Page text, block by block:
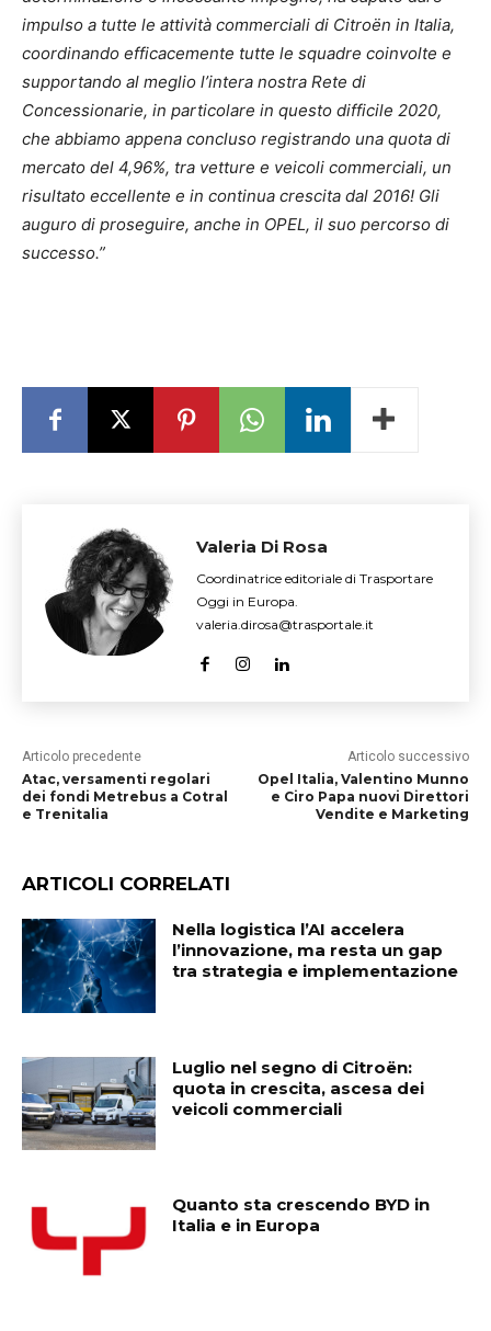
impulso a tutte le attività commerciali di Citroën in Italia,
coordinando efficacemente tutte le squadre coinvolte e
supportando al meglio l’intera nostra Rete di
Concessionarie, in particolare in questo difficile 2020,
che abbiamo appena concluso registrando una quota di
mercato del 4,96%, tra vetture e veicoli commerciali, un
risultato eccellente e in continua crescita dal 2016! Gli
auguro di proseguire, anche in OPEL, il suo percorso di
successo.”
Valeria Di Rosa
Coordinatrice editoriale di Trasportare
Oggi in Europa.
valeria.dirosa@trasportale.it
Articolo precedente
Atac, versamenti regolari
dei fondi Metrebus a Cotral
e Trenitalia
Articolo successivo
Opel Italia, Valentino Munno
e Ciro Papa nuovi Direttori
Vendite e Marketing
ARTICOLI CORRELATI
Nella logistica l’AI accelera
l’innovazione, ma resta un gap
tra strategia e implementazione
Luglio nel segno di Citroën:
quota in crescita, ascesa dei
veicoli commerciali
Quanto sta crescendo BYD in
Italia e in Europa